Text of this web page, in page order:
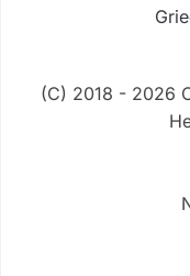
(C) 2018 - 2026